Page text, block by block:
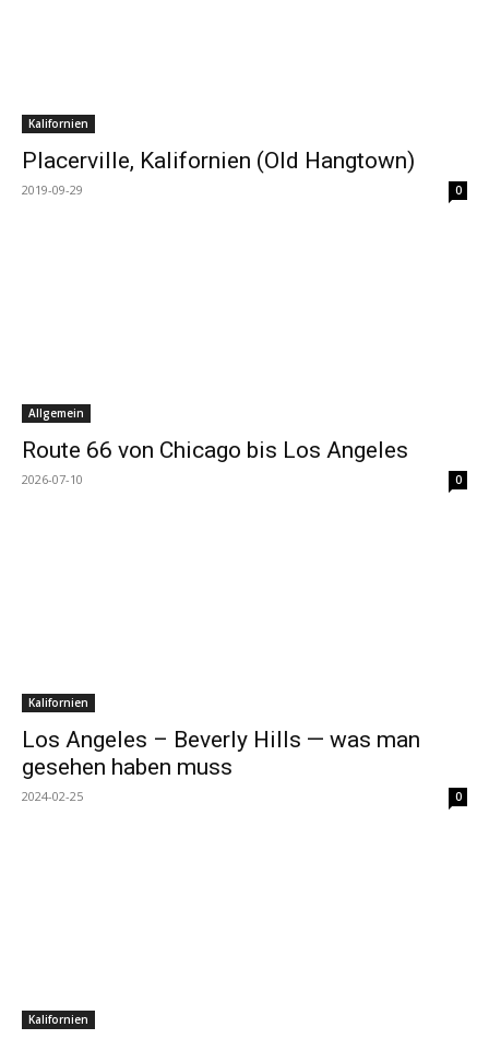
Kalifornien
Placerville, Kalifornien (Old Hangtown)
2019-09-29 0
Allgemein
Route 66 von Chicago bis Los Angeles
2026-07-10 0
Kalifornien
Los Angeles – Beverly Hills — was man
gesehen haben muss
2024-02-25 0
Kalifornien